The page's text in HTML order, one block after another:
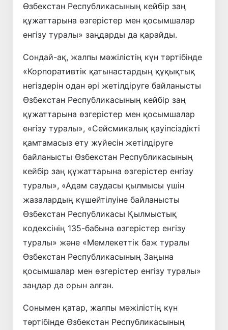
Өзбекстан Республикасының кейбір заң
құжаттарына өзгерістер мен қосымшалар
енгізу туралы» заңдарды да қарайды.
Сондай-ақ, жалпы мәжілістің күн тәртiбiнде
«Корпоративтік қатынастардың құқықтық
негiздерiн одан әрi жетiлдiруге байланысты
Өзбекстан Республикасының кейбiр заң
құжаттарына өзгерістер мен қосымшалар
енгізу туралы», «Сейсмикалық қауіпсіздікті
қамтамасыз ету жүйесін жетілдіруге
байланысты Өзбекстан Республикасының
кейбір заң құжаттарына өзгерістер енгізу
туралы», «Адам саудасы қылмысы үшін
жазалардың күшейтілуіне байланысты
Өзбекстан Республикасы Қылмыстық
кодексінің 135-бабына өзгерістер енгізу
туралы» және «Мемлекеттік баж туралы
Өзбекстан Республикасының Заңына
қосымшалар мен өзгерістер енгізу туралы»
заңдар да орын алған.
Сонымен қатар, жалпы мәжілістің күн
тәртібінде Өзбекстан Республикасының